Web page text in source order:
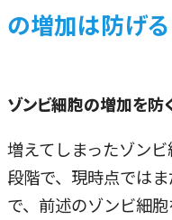
の増加は防げる
ゾンビ細胞の増加を防
増えてしまったゾン
段階で、現時点では
で、前述のゾンビ細